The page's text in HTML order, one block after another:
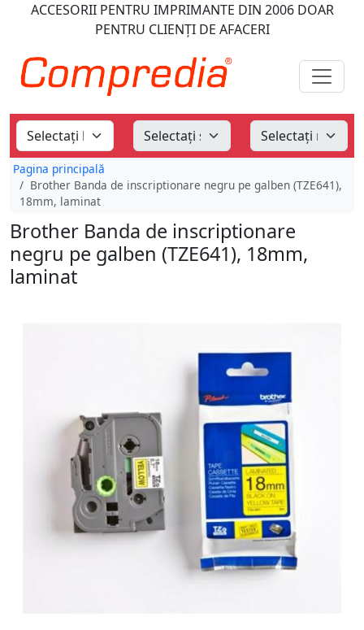
ACCESORII PENTRU IMPRIMANTE DIN 2006DOAR
PENTRU CLIENȚI DE AFACERI
Pagina principală
Brother Banda de inscriptionare negru pe galben (TZE641),
18mm, laminat
Brother Banda de inscriptionare
negru pe galben (TZE641), 18mm,
laminat